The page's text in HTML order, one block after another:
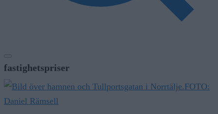
fastighetspriser
FOTO:
Daniel Rämsell